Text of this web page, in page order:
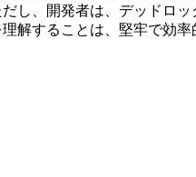
し、開発者は、デッドロッ
解することは、堅牢で効